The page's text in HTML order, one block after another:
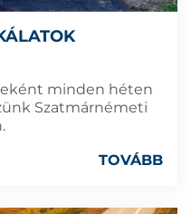
minden héten
Szatmárnémeti
TOVÁBB